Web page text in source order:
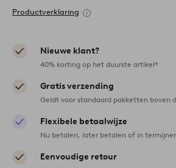
Productverklaring
Nieuwe klant?
40% korting op het duurste artikel*
Gratis verzending
Geldt voor standaard pakketten boven
Flexibele betaalwijze
Nu betalen, later betalen of in
Eenvoudige retour